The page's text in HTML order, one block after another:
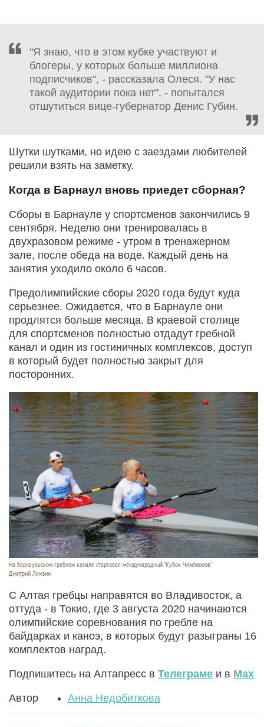
"Я знаю, что в этом кубке участвуют и
блогеры, у которых больше миллиона
подписчиков", - рассказала Олеся. "У нас
такой аудитории пока нет", - попытался
отшутиться вице-губернатор Денис Губин.
Шутки шутками, но идею с заездами любителей
решили взять на заметку.
Когда в Барнаул вновь приедет сборная?
Сборы в Барнауле у спортсменов закончились 9
сентября. Неделю они тренировалась в
двухразовом режиме - утром в тренажерном
зале, после обеда на воде. Каждый день на
занятия уходило около 6 часов.
Предолимпийские сборы 2020 года будут куда
серьезнее. Ожидается, что в Барнауле они
продлятся больше месяца. В краевой столице
для спортсменов полностью отдадут гребной
канал и один из гостиничных комплексов, доступ
в который будет полностью закрыт для
посторонних.
На барнаульском гребном канале стартовал международный "Кубок Чемпионов"
Дмитрий Лямзин
С Алтая гребцы направятся во Владивосток, а
оттуда - в Токио, где 3 августа 2020 начинаются
олимпийские соревнования по гребле на
байдарках и каноэ, в которых будут разыграны 16
комплектов наград.
Подпишитесь на Алтапресс в Телеграме и в Max
Автор Анна Недобиткова